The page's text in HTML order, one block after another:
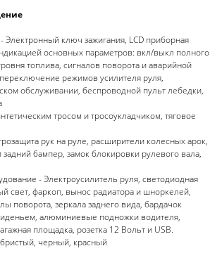
Электронный ключ зажигания, LCD приборная
основных параметров: вкл/выкл полного
топлива, сигналов поворота и аварийной
режимов усилителя руля,
обслуживании, беспроводной пульт лебедки,
тросом и тросоукладчиком, тяговое
рук на руле, расширители колесных арок,
бампер, замок блокировки рулевого вала,
- Электроусилитель руля, светодиодная
свет, фаркоп, вынос радиатора и шноркелей,
поворота, зеркала заднего вида, бардачок
алюминиевые подножки водителя,
площадка, розетка 12 Вольт и USB.
черный, красный